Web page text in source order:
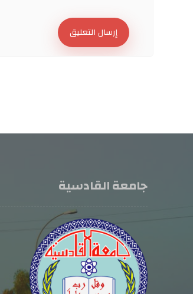
إرسال التعليق
جامعة القادسية